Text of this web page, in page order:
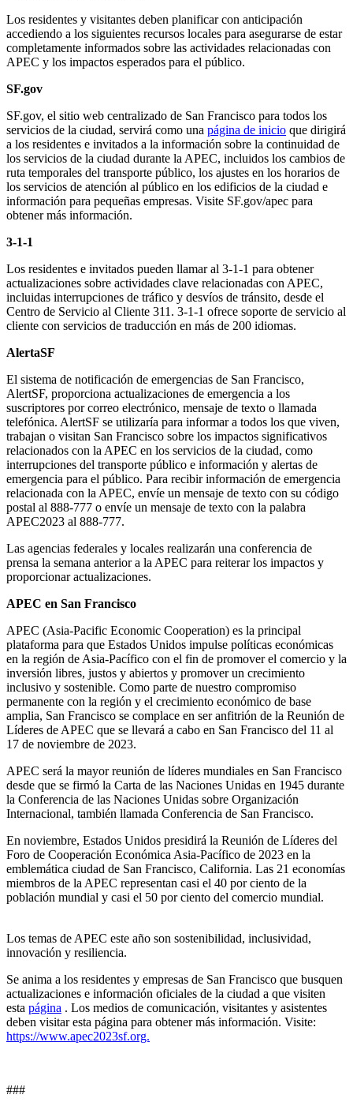
Los residentes y visitantes deben planificar con anticipación
accediendo a los siguientes recursos locales para asegurarse de estar
completamente informados sobre las actividades relacionadas con
APEC y los impactos esperados para el público.
SF.gov
SF.gov, el sitio web centralizado de San Francisco para todos los
servicios de la ciudad, servirá como una página de inicio que dirigirá
a los residentes e invitados a la información sobre la continuidad de
los servicios de la ciudad durante la APEC, incluidos los cambios de
ruta temporales del transporte público, los ajustes en los horarios de
los servicios de atención al público en los edificios de la ciudad e
información para pequeñas empresas. Visite SF.gov/apec para
obtener más información.
3-1-1
Los residentes e invitados pueden llamar al 3-1-1 para obtener
actualizaciones sobre actividades clave relacionadas con APEC,
incluidas interrupciones de tráfico y desvíos de tránsito, desde el
Centro de Servicio al Cliente 311. 3-1-1 ofrece soporte de servicio al
cliente con servicios de traducción en más de 200 idiomas.
AlertaSF
El sistema de notificación de emergencias de San Francisco,
AlertSF, proporciona actualizaciones de emergencia a los
suscriptores por correo electrónico, mensaje de texto o llamada
telefónica. AlertSF se utilizaría para informar a todos los que viven,
trabajan o visitan San Francisco sobre los impactos significativos
relacionados con la APEC en los servicios de la ciudad, como
interrupciones del transporte público e información y alertas de
emergencia para el público. Para recibir información de emergencia
relacionada con la APEC, envíe un mensaje de texto con su código
postal al 888-777 o envíe un mensaje de texto con la palabra
APEC2023 al 888-777.
Las agencias federales y locales realizarán una conferencia de
prensa la semana anterior a la APEC para reiterar los impactos y
proporcionar actualizaciones.
APEC en San Francisco
APEC (Asia-Pacific Economic Cooperation) es la principal
plataforma para que Estados Unidos impulse políticas económicas
en la región de Asia-Pacífico con el fin de promover el comercio y la
inversión libres, justos y abiertos y promover un crecimiento
inclusivo y sostenible. Como parte de nuestro compromiso
permanente con la región y el crecimiento económico de base
amplia, San Francisco se complace en ser anfitrión de la Reunión de
Líderes de APEC que se llevará a cabo en San Francisco del 11 al
17 de noviembre de 2023.
APEC será la mayor reunión de líderes mundiales en San Francisco
desde que se firmó la Carta de las Naciones Unidas en 1945 durante
la Conferencia de las Naciones Unidas sobre Organización
Internacional, también llamada Conferencia de San Francisco.
En noviembre, Estados Unidos presidirá la Reunión de Líderes del
Foro de Cooperación Económica Asia-Pacífico de 2023 en la
emblemática ciudad de San Francisco, California. Las 21 economías
miembros de la APEC representan casi el 40 por ciento de la
población mundial y casi el 50 por ciento del comercio mundial.
Los temas de APEC este año son sostenibilidad, inclusividad,
innovación y resiliencia.
Se anima a los residentes y empresas de San Francisco que busquen
actualizaciones e información oficiales de la ciudad a que visiten
esta página . Los medios de comunicación, visitantes y asistentes
deben visitar esta página para obtener más información. Visite:
https://www.apec2023sf.org.
###